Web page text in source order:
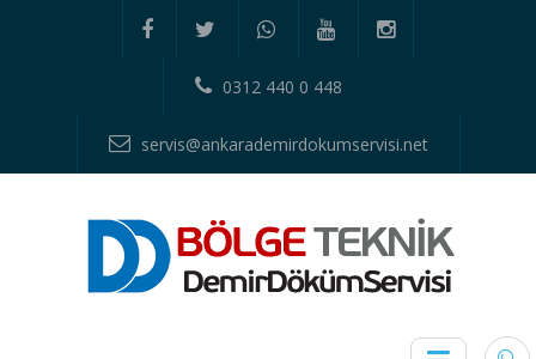
0312 440 0 448
servis@ankarademirdokumservisi.net